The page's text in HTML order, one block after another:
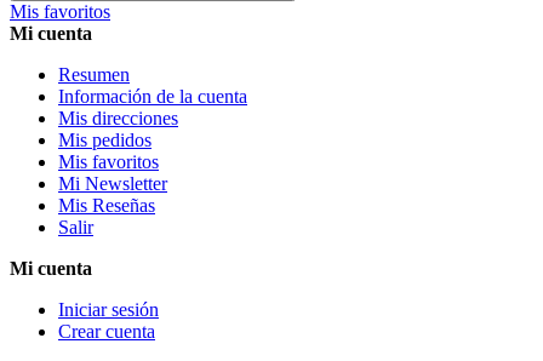
Mis favoritos
Mi cuenta
Resumen
Información de la cuenta
Mis direcciones
Mis pedidos
Mis favoritos
Mi Newsletter
Mis Reseñas
Salir
Mi cuenta
Iniciar sesión
Crear cuenta